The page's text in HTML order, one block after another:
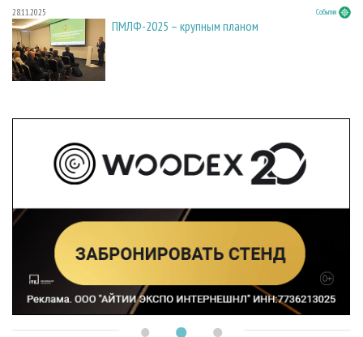
28.11.2025 События
ПМЛФ-2025 – крупным планом